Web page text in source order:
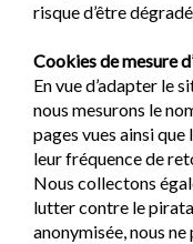
risque d’être
Cookies de mesure
En vue d’adapter le
nous mesurons le
pages vues ainsi
leur fréquence de
Nous collectons
lutter contre le
anonymisée, nous